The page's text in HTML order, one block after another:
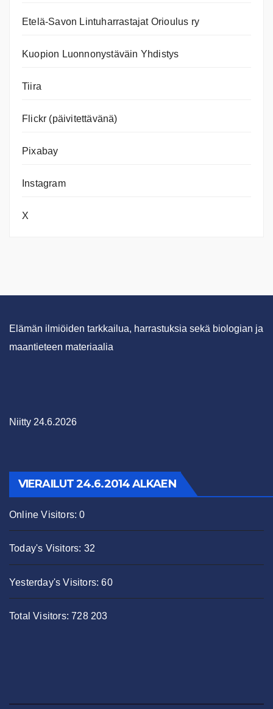
Etelä-Savon Lintuharrastajat Orioulus ry
Kuopion Luonnonystäväin Yhdistys
Tiira
Flickr (päivitettävänä)
Pixabay
Instagram
X
Elämän ilmiöiden tarkkailua, harrastuksia sekä biologian ja
maantieteen materiaalia
Niitty 24.6.2026
VIERAILUT 24.6.2014 ALKAEN
Online Visitors:0
Today's Visitors: 32
Yesterday's Visitors:60
Total Visitors:728 203